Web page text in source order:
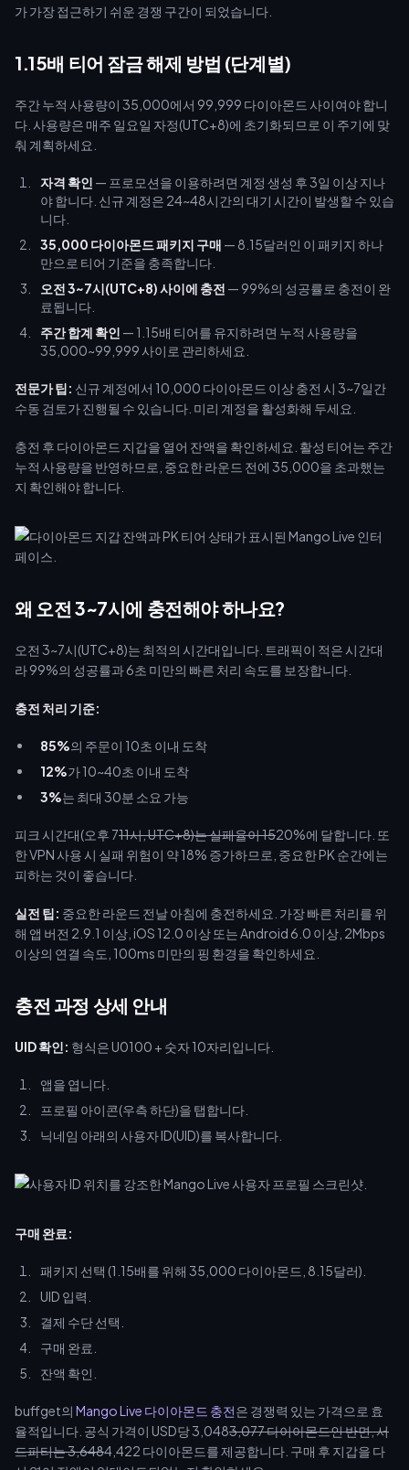
가 가장 접근하기 쉬운 경쟁 구간이 되었습니다.
1.15배 티어 잠금 해제 방법 (단계별)
주간 누적 사용량이 35,000에서 99,999 다이아몬드 사이여야 합니
다. 사용량은 매주 일요일 자정(UTC+8)에 초기화되므로 이 주기에 맞
춰 계획하세요.
자격 확인 — 프로모션을 이용하려면 계정 생성 후 3일 이상 지나
야 합니다. 신규 계정은 24~48시간의 대기 시간이 발생할 수 있습
니다.
35,000 다이아몬드 패키지 구매 — 8.15달러인 이 패키지 하나
만으로 티어 기준을 충족합니다.
오전 3~7시(UTC+8) 사이에 충전 — 99%의 성공률로 충전이 완
료됩니다.
주간 합계 확인 — 1.15배 티어를 유지하려면 누적 사용량을
35,000~99,999 사이로 관리하세요.
전문가 팁: 신규 계정에서 10,000 다이아몬드 이상 충전 시 3~7일간
수동 검토가 진행될 수 있습니다. 미리 계정을 활성화해 두세요.
충전 후 다이아몬드 지갑을 열어 잔액을 확인하세요. 활성 티어는 주간
누적 사용량을 반영하므로, 중요한 라운드 전에 35,000을 초과했는
지 확인해야 합니다.
왜 오전 3~7시에 충전해야 하나요?
오전 3~7시(UTC+8)는 최적의 시간대입니다. 트래픽이 적은 시간대
라 99%의 성공률과 6초 미만의 빠른 처리 속도를 보장합니다.
충전 처리 기준:
85%의 주문이 10초 이내 도착
12%가 10~40초 이내 도착
3%는 최대 30분 소요 가능
피크 시간대(오후 711시, UTC+8)는 실패율이 1520%에 달합니다. 또
한 VPN 사용 시 실패 위험이 약 18% 증가하므로, 중요한 PK 순간에는
피하는 것이 좋습니다.
실전 팁: 중요한 라운드 전날 아침에 충전하세요. 가장 빠른 처리를 위
해 앱 버전 2.9.1 이상, iOS 12.0 이상 또는 Android 6.0 이상, 2Mbps
이상의 연결 속도, 100ms 미만의 핑 환경을 확인하세요.
충전 과정 상세 안내
UID 확인: 형식은 U0100 + 숫자 10자리입니다.
앱을 엽니다.
프로필 아이콘(우측 하단)을 탭합니다.
닉네임 아래의 사용자 ID(UID)를 복사합니다.
구매 완료:
패키지 선택 (1.15배를 위해 35,000 다이아몬드, 8.15달러).
UID 입력.
결제 수단 선택.
구매 완료.
잔액 확인.
buffget의 Mango Live 다이아몬드 충전은 경쟁력 있는 가격으로 효
율적입니다. 공식 가격이 USD당 3,0483,077 다이아몬드인 반면, 서
드파티는 3,6484,422 다이아몬드를 제공합니다. 구매 후 지갑을 다